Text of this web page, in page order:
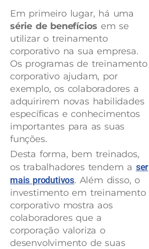
Em primeiro lugar, há uma
série de benefícios em se
utilizar o treinamento
corporativo na sua empresa.
Os programas de treinamento
corporativo ajudam, por
exemplo, os colaboradores a
adquirirem novas habilidades
específicas e conhecimentos
importantes para as suas
funções.
Desta forma, bem treinados,
os trabalhadores tendem a ser
mais produtivos. Além disso, o
investimento em treinamento
corporativo mostra aos
colaboradores que a
corporação valoriza o
desenvolvimento de suas